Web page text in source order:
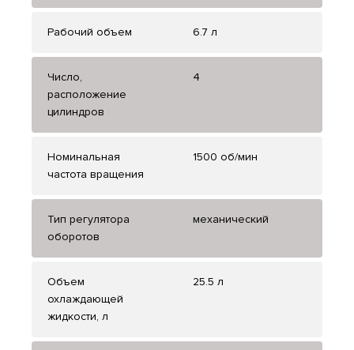
Рабочий объем 6.7 л
Число,
расположение
цилиндров
4
Номинальная
частота вращения
1500 об/мин
Тип регулятора
оборотов
механический
Объем
охлаждающей
жидкости, л
25.5 л